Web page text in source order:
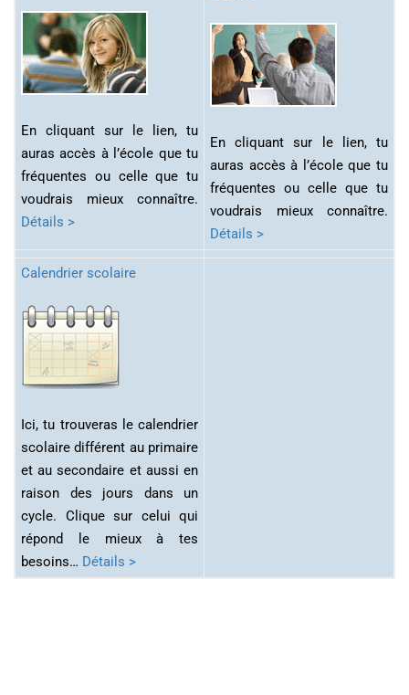
En cliquant sur le lien, tu
auras accès à l’école que tu
fréquentes ou celle que tu
voudrais mieux connaître.
Détails >
En cliquant sur le lien, tu
auras accès à l’école que tu
fréquentes ou celle que tu
voudrais mieux connaître.
Détails >
Calendrier scolaire
Ici, tu trouveras le calendrier
scolaire différent au primaire
et au secondaire et aussi en
raison des jours dans un
cycle. Clique sur celui qui
répond le mieux à tes
besoins… Détails >